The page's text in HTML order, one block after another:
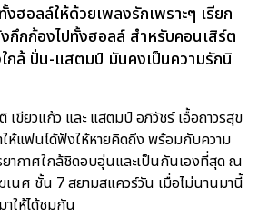
ฮอลล์ให้ด้วยเพลงรักเพราะๆ เรียก
กึกก้องไปทั้งฮอลล์ สำหรับคอนเสิร์ต
กล้ ปั่น-แสตมป์ มันคงเป็นความรักนิ
ขียวแก้ว และ แสตมป์ อภิวัชร์ เอื้อถาวรสุข
ห้แฟนได้ฟังให้หายคิดถึง พร้อมกับความ
ากาศใกล้ชิดอบอุ่นและเป็นกันเองที่สุด ณ
เนศ ชั้น 7 สยามสแควร์วัน เมื่อไม่นานมานี้
ให้ได้ชมกัน